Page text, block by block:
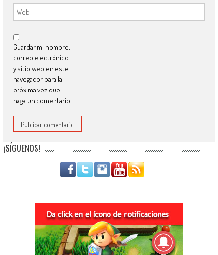
Guardar mi nombre,
correo electrónico
y sitio web en este
navegador para la
próxima vez que
haga un comentario.
¡SÍGUENOS!